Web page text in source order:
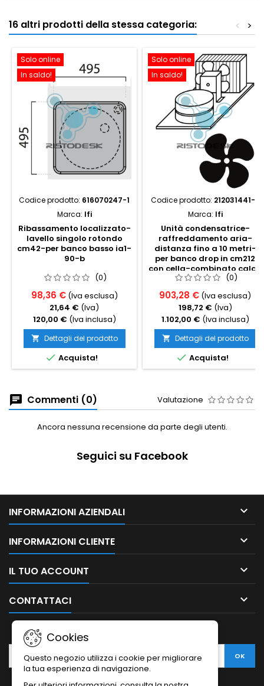
16 altri prodotti della stessa categoria: >
<
Solo online
In saldo!
Codice prodotto: 616070247-1
Marca: Ifi
Ribassamento localizzato-
lavello singolo rotondo
cm42-per banco basso ia1-
90-b
(0)
98,36 € (Iva esclusa)
21,64 € (Iva)
120,00 € (Iva inclusa)
 Dettagli del prodotto
 Acquista!
Solo online
In saldo!
Codice prodotto: 212031441-5
Marca: Ifi
Unità condensatrice-
raffreddamento aria-
distanza fino a 10 metri-
per banco drop in cm212
con cella-combinato caldo
freddo
(0)
903,28 € (Iva esclusa)
198,72 € (Iva)
1.102,00 € (Iva inclusa)
 Dettagli del prodotto
 Acquista!
Commenti (0) Valutazione
Ancora nessuna recensione da parte degli utenti.
Seguici su Facebook
INFORMAZIONI AZIENDALI 
INFORMAZIONI CLIENTE 
IL TUO ACCOUNT 
CONTATTACI 
Cookies
Questo negozio utilizza i cookie per migliorare
la tua esperienza di navigazione.